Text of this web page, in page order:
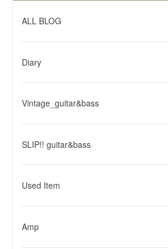
ALL BLOG
Diary
Vintage_guitar&bass
SLIP!! guitar&bass
Used Item
Amp